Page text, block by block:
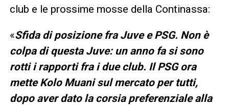
club e le prossime mosse della Continassa:
«Sfida di posizione fra Juve e PSG. Non è
colpa di questa Juve: un anno fa si sono
rotti i rapporti fra i due club. Il PSG ora
mette Kolo Muani sul mercato per tutti,
dopo aver dato la corsia preferenziale alla